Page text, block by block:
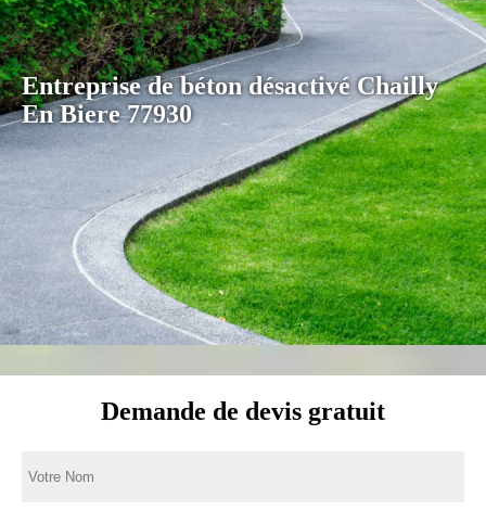
Entreprise de béton désactivé Chailly
En Biere 77930
Demande de devis gratuit